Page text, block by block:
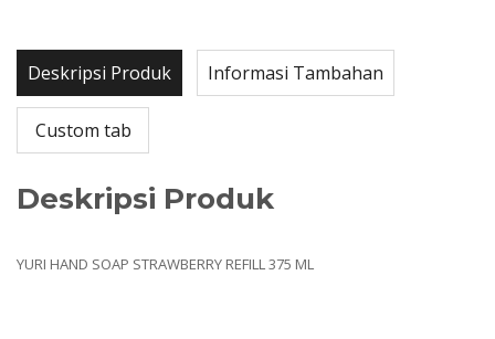
Deskripsi Produk Informasi Tambahan
Custom tab
Deskripsi Produk
YURI HAND SOAP STRAWBERRY REFILL 375 ML